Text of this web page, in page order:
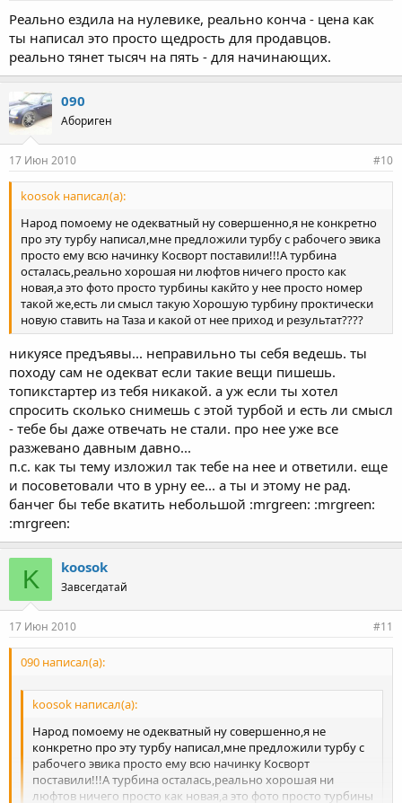
Реально ездила на нулевике, реально конча - цена как
ты написал это просто щедрость для продавцов.
реально тянет тысяч на пять - для начинающих.
090
Абориген
17 Июн 2010 #10
koosok написал(а):
Народ помоему не одекватный ну совершенно,я не конкретно
про эту турбу написал,мне предложили турбу с рабочего эвика
просто ему всю начинку Косворт поставили!!!А турбина
осталась,реально хорошая ни люфтов ничего просто как
новая,а это фото просто турбины какйто у нее просто номер
такой же,есть ли смысл такую Хорошую турбину проктически
новую ставить на Таза и какой от нее приход и результат????
никуясе предъявы... неправильно ты себя ведешь. ты
походу сам не одекват если такие вещи пишешь.
топикстартер из тебя никакой. а уж если ты хотел
спросить сколько снимешь с этой турбой и есть ли смысл
- тебе бы даже отвечать не стали. про нее уже все
разжевано давным давно...
п.с. как ты тему изложил так тебе на нее и ответили. еще
и посоветовали что в урну ее... а ты и этому не рад.
банчег бы тебе вкатить небольшой :mrgreen: :mrgreen:
:mrgreen:
K koosok
Завсегдатай
17 Июн 2010 #11
090 написал(а):
koosok написал(а):
Народ помоему не одекватный ну совершенно,я не
конкретно про эту турбу написал,мне предложили турбу с
рабочего эвика просто ему всю начинку Косворт
поставили!!!А турбина осталась,реально хорошая ни
люфтов ничего просто как новая,а это фото просто турбины